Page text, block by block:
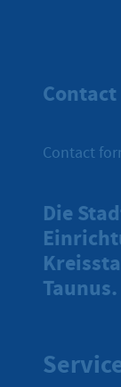
Contact
Contact
Die
Taunus.